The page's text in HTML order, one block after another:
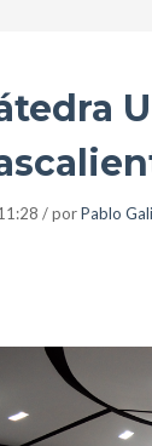
/ porPablo